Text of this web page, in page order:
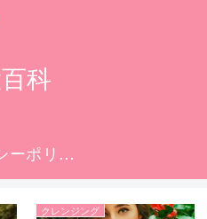
科
プライバシーポリシー
クレンジング